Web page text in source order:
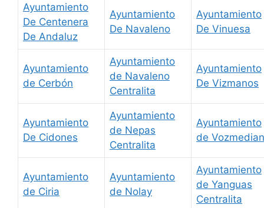
Ayuntamiento
De Centenera
De Andaluz
Ayuntamiento
De Navaleno
Ayuntamiento
De Vinuesa
Ayuntamiento
de Cerbón
Ayuntamiento
de Navaleno
Centralita
Ayuntamiento
De Vizmanos
Ayuntamiento
De Cidones
Ayuntamiento
de Nepas
Centralita
Ayuntamiento
de
Ayuntamiento
de Ciria
Ayuntamiento
de Nolay
Ayuntamiento
de Yanguas
Centralita